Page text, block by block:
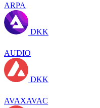
ARPA
DKK
AUDIO
DKK
AVAXAVAC